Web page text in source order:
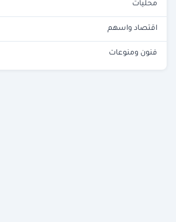
محليات
اقتصاد واسهم
فنون ومنوعات